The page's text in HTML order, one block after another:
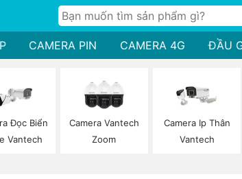
CAMERA PIN CAMERA 4G ĐẦU
Đọc Biển
Vantech
Camera Vantech
Zoom
Camera Ip Thân
Vantech